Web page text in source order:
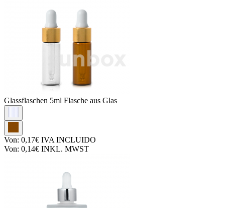
Glassflaschen 5ml Flasche aus Glas
Von: 0,17€ IVA INCLUIDO
Von: 0,14€ INKL. MWST